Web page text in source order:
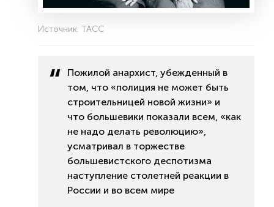
Источник: ТАСС
Пожилой анархист, убежденный в
том, что «полиция не может быть
строительницей новой жизни» и
что большевики показали всем, «как
не надо делать революцию»,
усматривал в торжестве
большевистского деспотизма
наступление столетней реакции в
России и во всем мире